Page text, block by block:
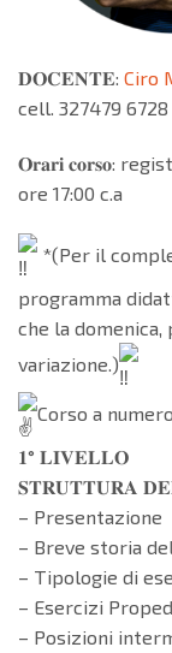
𝐃𝐎𝐂𝐄𝐍𝐓𝐄: Ciro
cell. 327479 6728
𝐎𝐫𝐚𝐫𝐢 𝐜𝐨𝐫𝐬𝐨:
ore 17:00 c.a
*(Per il
programma
che la
variazione.)
Corso a
𝟏° 𝐋𝐈𝐕𝐄𝐋𝐋𝐎
𝐒𝐓𝐑𝐔𝐓𝐓𝐔𝐑𝐀
– Presentazione
– Breve storia
– Tipologie di
– Esercizi
– Posizioni